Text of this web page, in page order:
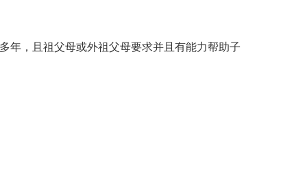
年，且祖父母或外祖父母要求并且有能力帮助子